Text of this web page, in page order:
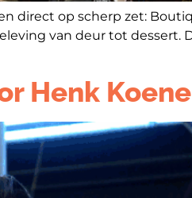
direct op scherp zet:
van deur tot dessert.
Henk